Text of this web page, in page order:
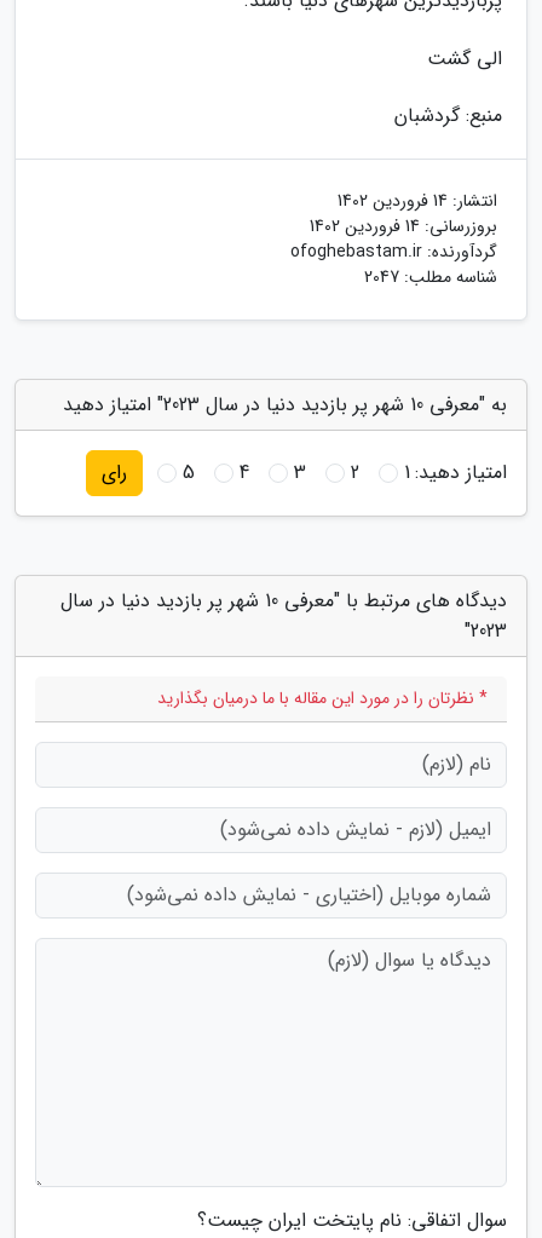
الی گشت
منبع: گردشبان
انتشار: 14 فروردین 1402
بروزرسانی: 14 فروردین 1402
گردآورنده: ofoghebastam.ir
شناسه مطلب: 2047
به "معرفی 10 شهر پر بازدید دنیا در سال 2023" امتیاز دهید
امتیاز دهید:1
2
3
4
5 رای
دیدگاه های مرتبط با "معرفی 10 شهر پر بازدید دنیا در سال
2023"
* نظرتان را در مورد این مقاله با ما درمیان بگذارید
سوال اتفاقی: نام پایتخت ایران چیست؟